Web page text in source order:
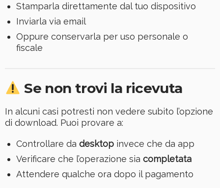
Stamparla direttamente dal tuo dispositivo
Inviarla via email
Oppure conservarla per uso personale o
fiscale
Se non trovi la ricevuta
In alcuni casi potresti non vedere subito l’opzione
di download. Puoi provare a:
Controllare da desktopinvece che da app
Verificare che l’operazione sia completata
Attendere qualche ora dopo il pagamento